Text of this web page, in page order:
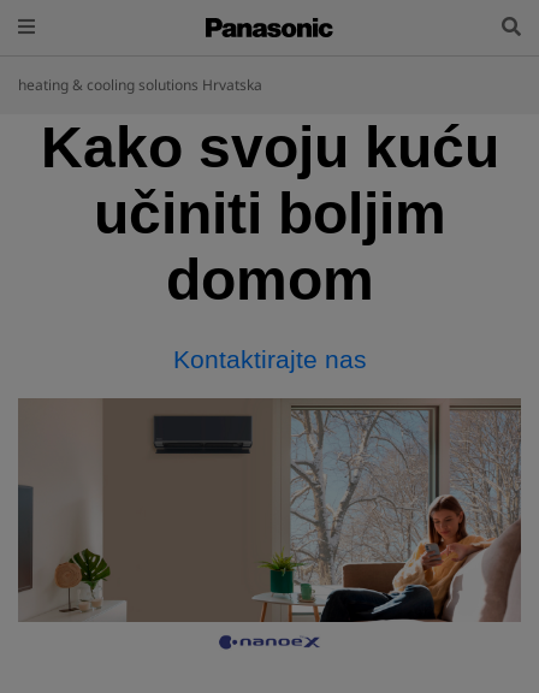
heating & cooling solutions Hrvatska
Kako svoju kuću
učiniti boljim
domom
Kontaktirajte nas